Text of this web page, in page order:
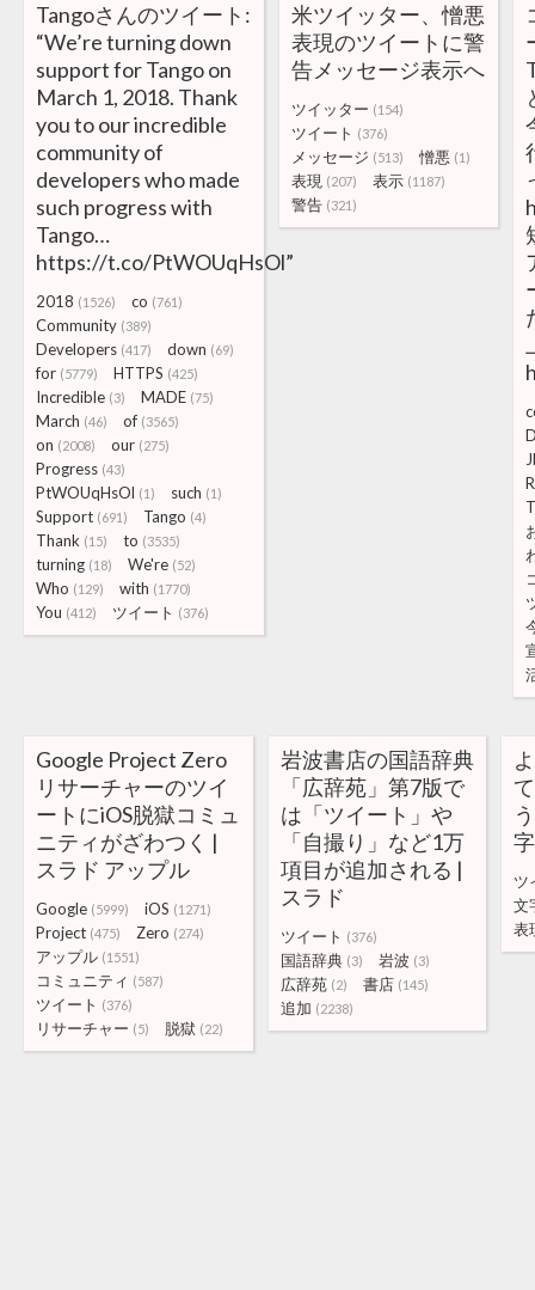
Tangoさんのツイート:
“We’re turning down
support for Tango on
March 1, 2018. Thank
you to our incredible
community of
developers who made
such progress with
Tango…
https://t.co/PtWOUqHsOl”
2018 (1526) co (761)
Community (389)
Developers (417) down (69)
for (5779) HTTPS (425)
Incredible (3) MADE (75)
March (46) of (3565)
on (2008) our (275)
Progress (43)
PtWOUqHsOl (1) such (1)
Support (691) Tango (4)
Thank (15) to (3535)
turning (18) We're (52)
Who (129) with (1770)
You (412) ツイート (376)
米ツイッター、憎悪
表現のツイートに警
告メッセージ表示へ
ツイッター (154)
ツイート (376)
メッセージ (513) 憎悪 (1)
表現 (207) 表示 (1187)
警告 (321)
Google Project Zero
リサーチャーのツイ
ートにiOS脱獄コミュ
ニティがざわつく |
スラド アップル
Google (5999) iOS (1271)
Project (475) Zero (274)
アップル (1551)
コミュニティ (587)
ツイート (376)
リサーチャー (5) 脱獄 (22)
岩波書店の国語辞典
「広辞苑」第7版で
は「ツイート」や
「自撮り」など1万
項目が追加される |
スラド
ツイート (376)
国語辞典 (3) 岩波 (3)
広辞苑 (2) 書店 (145)
追加 (2238)
ツ
文
表